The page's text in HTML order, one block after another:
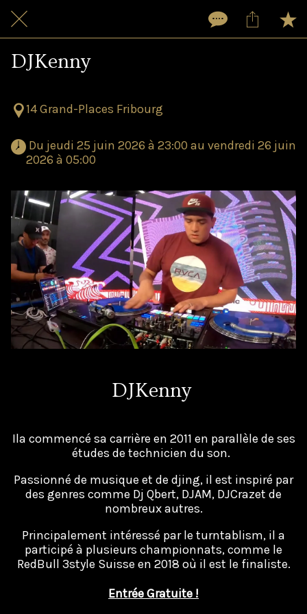
DJKenny
14 Grand-Places Fribourg
2026 à 05:00
DJKenny
Ila commencé sa carrière en 2011 en parallèle de ses
études de technicien du son.
Passionné de musique et de djing, il est inspiré par
des genres comme Dj Qbert, DJAM, DJCrazet de
nombreux autres.
Principalement intéressé par le turntablism, il a
participé à plusieurs championnats, comme le
RedBull 3style Suisse en 2018 où il est le finaliste.
Entrée Gratuite !